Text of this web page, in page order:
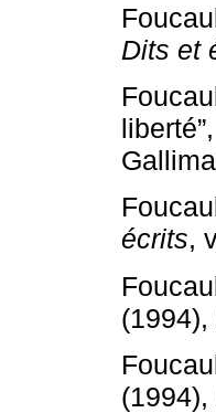
Dits et
écrits,
(1994),
(1994),